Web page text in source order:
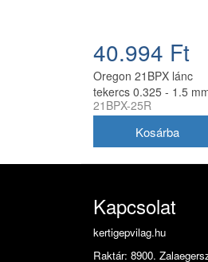
40.994 Ft
Oregon 21BPX lánc
tekercs 0.325 - 1.5
25 ft, 460 szem
21BPX-25R
Kapcsolat
kertigepvilag.hu
Raktár: 8900.